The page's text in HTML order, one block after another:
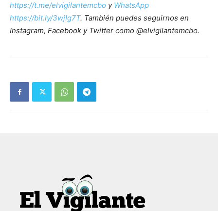
https://t.me/elvigilantemcbo y WhatsApp
https://bit.ly/3wjIg7T. También puedes seguirnos en
Instagram, Facebook y Twitter como @elvigilantemcbo.